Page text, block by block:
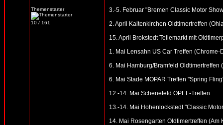
Themenstarter
10 / 161
3.-5. Februar "Bremen Classic Motor
2. April Kaltenkirchen Oldtimertreffen
15. April Brokstedt Teilemarkt mit
1. Mai Lensahn US Car Treffen (Chrome-
6. Mai Hamburg/Bramfeld Oldtimertreffen
6. Mai Stade MOPAR Treffen "Spring
12.-14. Mai Schenefeld OPEL-Treffen
13.-14. Mai Hohenlockstedt "Classic
14. Mai Rosengarten Oldtimertreffen (Am